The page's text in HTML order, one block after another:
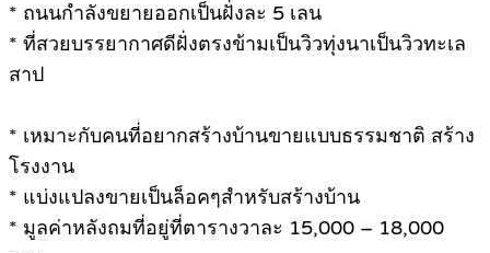
* ถนนกำลังขยายออกเป็นฝั่งละ 5 เลน
* ที่สวยบรรยากาศดีฝั่งตรงข้ามเป็นวิวทุ่งนาเป็นวิวทะเล
สาป
* เหมาะกับคนที่อยากสร้างบ้านขายแบบธรรมชาติ สร้าง
โรงงาน
* แบ่งแปลงขายเป็นล็อคๆสำหรับสร้างบ้าน
* มูลค่าหลังถมที่อยู่ที่ตารางวาละ 15,000 – 18,000